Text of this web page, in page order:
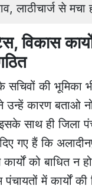
लाठीचार्ज से
विकास
के सचिवों की
कारण बताओ
साथ ही जिला
गए हैं कि
को बाधित न
में कार्यों